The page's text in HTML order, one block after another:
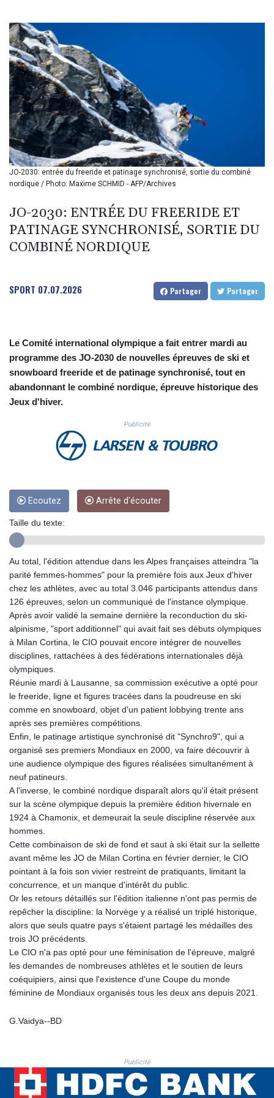
BMD 1.155508
BSD 1.154928
BTN 109.794748
BWP 15.661517
BYN 3.415745
BYR 22647.966202
BZD 2.322716
CAD 1.618749
CDF 2612.604653
CHF 0.93223
CLP 1056.157931
CNY 7.799775
CNH 7.796366
COP 3677.625283
CUC 1.155508
CUP 30.620975
DKK 7.475388
DOP 67.30804
DZD 153.466204
EGP 57.550907
FJD 2.553308
FKP 0.858801
GHS 13.548336
GIP 0.858801
GNF 10148.261152
GYD 241.584711
HKD 9.063364
HNL 31.036971
HRK 7.533572
HTG 151.001333
HUF 361.860769
IDR 20659.336108
ILS 3.470858
INR 109.864533
IQD 1514.293863
IRR
1588593.057877
ISK 141.815325
JEP 0.858801
JMD 183.527469
JPY 182.208653
KES 149.488533
KGS 101.048565
KMF 493.401915
KRW 1644.196411
KWD 0.357306
KYD 0.962469
KZT 541.953128
LAK 26120.269022
LBP
LKR 387.551407
LRD 209.436313
LSL 18.846604
LTL 3.411917
MGA 4971.568067
MKD 61.524919
MMK 2425.761657
JO-2030: entrée du freeride et patinage synchronisé, sortie du combiné
nordique / Photo: Maxime SCHMID - AFP/Archives
JO-2030: ENTRÉE DU FREERIDE ET
PATINAGE SYNCHRONISÉ, SORTIE DU
COMBINÉ NORDIQUE
SPORT 07.07.2026 Partager Partager
Le Comité international olympique a fait entrer mardi au
programme des JO-2030 de nouvelles épreuves de ski et
snowboard freeride et de patinage synchronisé, tout en
abandonnant le combiné nordique, épreuve historique des
Jeux d'hiver.
Publicité
Ecoutez Arrête d'écouter
Taille du texte:
Au total, l'édition attendue dans les Alpes françaises atteindra "la
parité femmes-hommes" pour la première fois aux Jeux d'hiver
chez les athlètes, avec au total 3.046 participants attendus dans
126 épreuves, selon un communiqué de l'instance olympique.
Après avoir validé la semaine dernière la reconduction du ski-
alpinisme, "sport additionnel" qui avait fait ses débuts olympiques
à Milan Cortina, le CIO pouvait encore intégrer de nouvelles
disciplines, rattachées à des fédérations internationales déjà
olympiques.
Réunie mardi à Lausanne, sa commission exécutive a opté pour
le freeride, ligne et figures tracées dans la poudreuse en ski
comme en snowboard, objet d'un patient lobbying trente ans
après ses premières compétitions.
Enfin, le patinage artistique synchronisé dit "Synchro9", qui a
organisé ses premiers Mondiaux en 2000, va faire découvrir à
une audience olympique des figures réalisées simultanément à
neuf patineurs.
A l'inverse, le combiné nordique disparaît alors qu'il était présent
sur la scène olympique depuis la première édition hivernale en
1924 à Chamonix, et demeurait la seule discipline réservée aux
hommes.
Cette combinaison de ski de fond et saut à ski était sur la sellette
avant même les JO de Milan Cortina en février dernier, le CIO
pointant à la fois son vivier restreint de pratiquants, limitant la
concurrence, et un manque d'intérêt du public.
Or les retours détaillés sur l'édition italienne n'ont pas permis de
repêcher la discipline: la Norvège y a réalisé un triplé historique,
alors que seuls quatre pays s'étaient partagé les médailles des
trois JO précédents.
Le CIO n'a pas opté pour une féminisation de l'épreuve, malgré
les demandes de nombreuses athlètes et le soutien de leurs
coéquipiers, ainsi que l'existence d'une Coupe du monde
féminine de Mondiaux organisés tous les deux ans depuis 2021.
G.Vaidya--BD
Publicité